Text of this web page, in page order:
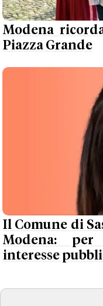
Modena
Piazza Grande
Il Comune di
Modena: per
interesse